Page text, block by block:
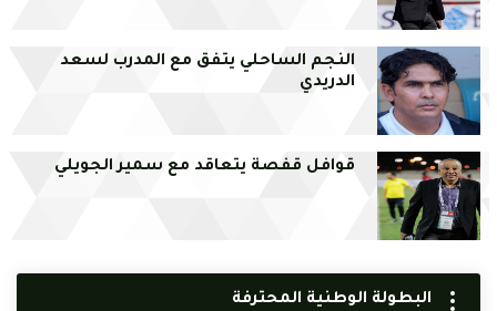
النجم الساحلي يتفق مع المدرب لسعد
الدريدي
قوافل قفصة يتعاقد مع سمير الجويلي
البطولة الوطنية المحترفة